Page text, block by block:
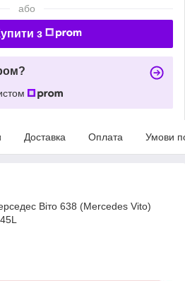
або
з
Доставка Оплата Умови
Віто 638 (Mercedes Vito)